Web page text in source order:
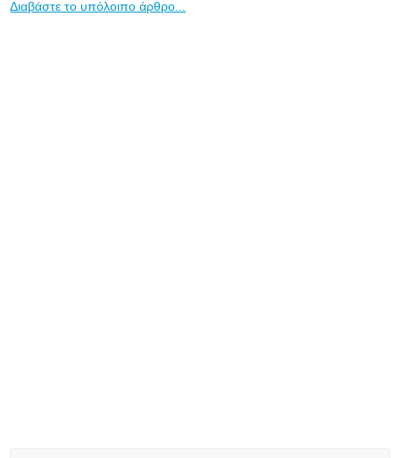
Διαβάστε το υπόλοιπο άρθρο...